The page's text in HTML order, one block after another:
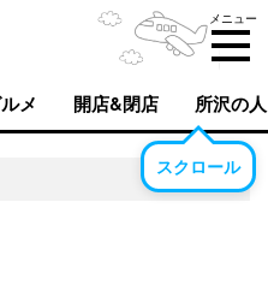
メニュー
メ 開店&閉店 所沢の人
スクロール